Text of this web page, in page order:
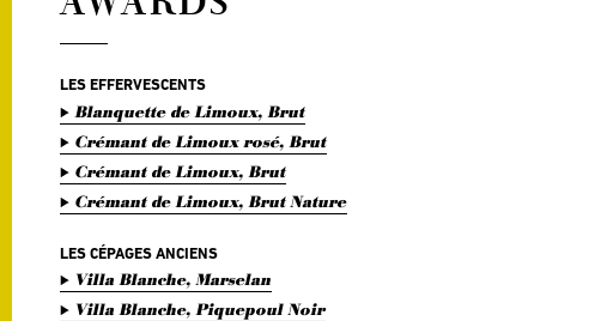
LES EFFERVESCENTS
Blanquette de Limoux, Brut
Crémant de Limoux rosé, Brut
Crémant de Limoux, Brut
Crémant de Limoux, Brut Nature
LES CÉPAGES ANCIENS
Villa Blanche, Marselan
Villa Blanche, Piquepoul Noir